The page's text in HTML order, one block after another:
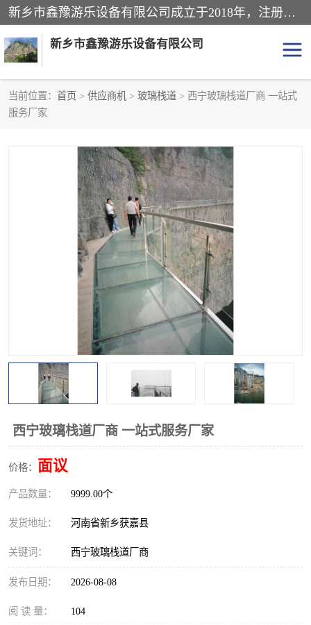
新乡市鑫豫游乐设备有限公司成立于2018年，注册地位于河南省。经营范围包括游乐设备、滑索、滑道、空中自行车、吊桥、拓展器材、攀岩器材、趣桥、悬崖秋千、网红桥、儿童乐园设备、水上乐园设备、丛林穿越设备、音乐呐喊设备、轨道滑车、栈道、玻璃滑道、观景平台、景观包装的设计、制造、销售、安装、维修，景区策划服务。
新乡市鑫豫游乐设备有限公司
当前位置： 首页 > 供应商机 > 玻璃栈道 > 西宁玻璃栈道厂商 一站式
服务厂家
西宁玻璃栈道厂商 一站式服务厂家
价格： 面议
产品数量： 9999.00个
发货地址： 河南省新乡获嘉县
关键词： 西宁玻璃栈道厂商
发布日期： 2026-08-08
阅 读 量： 104
游乐设备
儿童乐园设备
水上乐园设备
攀岩器材
空中自行车
玻璃滑道
网红桥
丛林穿越设备
音乐呐喊设备 栈道
玻璃栈道